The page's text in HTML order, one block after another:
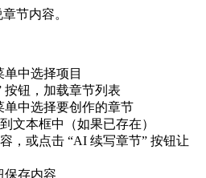
节内容。
单中选择项目
按钮，加载章节列表
单中选择要创作的章节
文本框中（如果已存在）
，或点击 “AI 续写章节” 按钮让
保存内容